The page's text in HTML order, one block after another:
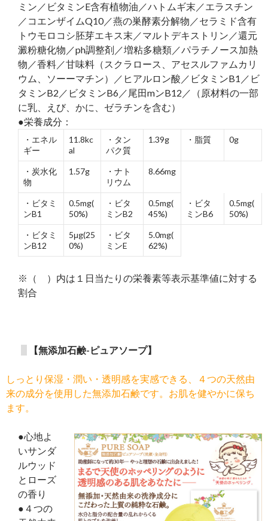
ミン／ビタミンE含有植物油／ハトムギ末／エラスチン
／コエンザイムQ10／燕の巣酵素分解物／セラミド含有
トウモロコシ胚芽エキス末／マルトデキストリン／還元
澱粉糖化物／ph調整剤／増粘多糖類／パラチノース加熱
物／香料／甘味料（スクラロース、アセスルファムカリ
ウム、ソーーマチン）／ヒアルロン酸／ビタミンB1／ビ
タミンB2／ビタミンB6／尾田mンB12／（原材料の一部
に乳、えび、かに、ゼラチンを含む）
●栄養成分：
・エネル
ギー
11.8kc
al
・タン
パク質
1.39g ・脂質 0g
・炭水化
物
1.57g
・ナト
リウム
8.66mg
・ビタミ
ンB1
0.5mg(
50%)
・ビタ
ミンB2
0.5mg(
45%)
・ビタ
ミンB6
0.5mg(
50%)
・ビタミ
ンB12
5μg(25
0%)
・ビタ
ミンE
5.0mg(
62%)
※（ ）内は１日当たりの栄養素等表示基準値に対する
割合
【無添加石鹸-ピュアソープ】
しっとり保湿・潤い・透明感を実感できる、４つの天然由
来の成分を使用した無添加石鹸です。お肌を健やかに保ち
ます。
●心地よ
いサンダ
ルウッド
とローズ
の香り
●４つの